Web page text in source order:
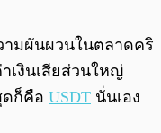
ามผันผวนในตลาดคริ
เงินเสียส่วนใหญ่
ก็คือ USDT นั่นเอง